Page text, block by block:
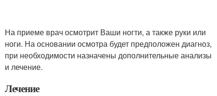
На приеме врач осмотрит Ваши ногти, а также руки или
ноги. На основании осмотра будет предположен диагноз,
при необходимости назначены дополнительные анализы
и лечение.
Лечение